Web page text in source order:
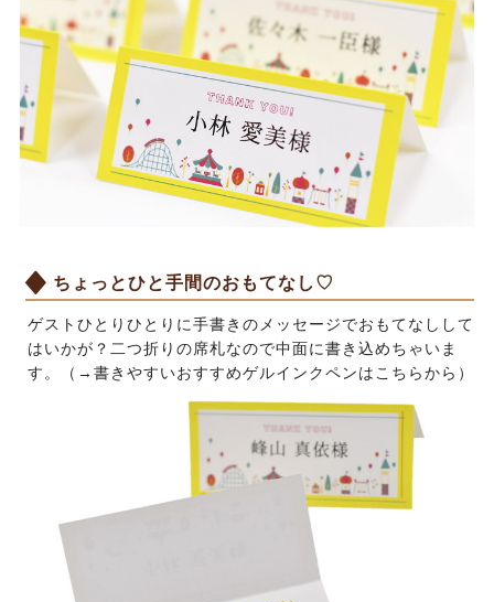
ちょっとひと手間のおもてなし♡
ゲストひとりひとりに手書きのメッセージでおもてなしして
はいかが？二つ折りの席札なので中面に書き込めちゃいま
す。（→ 書きやすいおすすめゲルインクペンはこちらから ）